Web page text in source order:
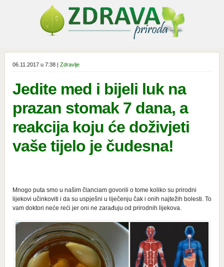
06.11.2017 u 7:38 | Zdravlje
Jedite med i bijeli luk na
prazan stomak 7 dana, a
reakcija koju će doživjeti
vaše tijelo je čudesna!
Mnogo puta smo u našim članciam govorili o tome koliko su prirodni
lijekovi učinkoviti i da su uspješni u liječenju čak i onih najtežih bolesti. To
vam doktori neće reći jer oni ne zarađuju od prirodnih lijekova.